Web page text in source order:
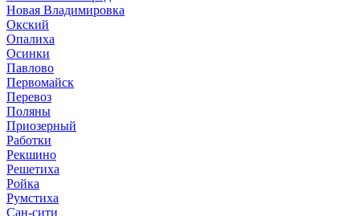
Новая Владимировка
Окский
Опалиха
Осинки
Павлово
Первомайск
Перевоз
Поляны
Приозерный
Работки
Рекшино
Решетиха
Ройка
Румстиха
Сан-сити